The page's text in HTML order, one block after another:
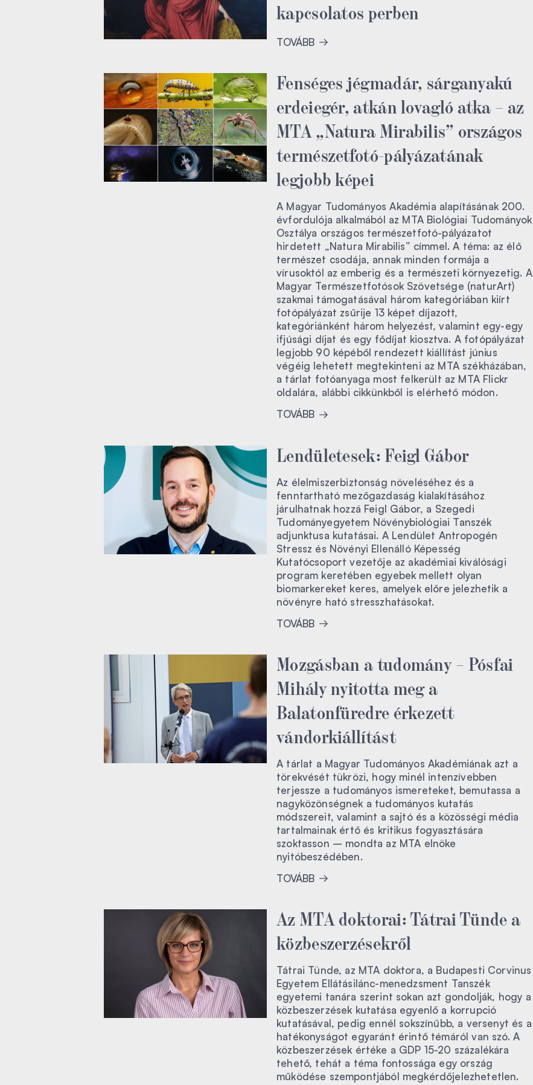
kapcsolatos perben
TOVÁBB
Fenséges jégmadár, sárganyakú
erdeiegér, atkán lovagló atka – az
MTA „Natura Mirabilis” országos
természetfotó-pályázatának
legjobb képei
A Magyar Tudományos Akadémia alapításának 200.
évfordulója alkalmából az MTA Biológiai Tudományok
Osztálya országos természetfotó-pályázatot
hirdetett „Natura Mirabilis” címmel. A téma: az élő
természet csodája, annak minden formája a
vírusoktól az emberig és a természeti környezetig. A
Magyar Természetfotósok Szövetsége (naturArt)
szakmai támogatásával három kategóriában kiírt
fotópályázat zsűrije 13 képet díjazott,
kategóriánként három helyezést, valamint egy-egy
ifjúsági díjat és egy fődíjat kiosztva. A fotópályázat
legjobb 90 képéből rendezett kiállítást június
végéig lehetett megtekinteni az MTA székházában,
a tárlat fotóanyaga most felkerült az MTA Flickr
oldalára, alábbi cikkünkből is elérhető módon.
TOVÁBB
Lendületesek: Feigl Gábor
Az élelmiszerbiztonság növeléséhez és a
fenntartható mezőgazdaság kialakításához
járulhatnak hozzá Feigl Gábor, a Szegedi
Tudományegyetem Növénybiológiai Tanszék
adjunktusa kutatásai. A Lendület Antropogén
Stressz és Növényi Ellenálló Képesség
Kutatócsoport vezetője az akadémiai kiválósági
program keretében egyebek mellett olyan
biomarkereket keres, amelyek előre jelezhetik a
növényre ható stresszhatásokat.
TOVÁBB
Mozgásban a tudomány – Pósfai
Mihály nyitotta meg a
Balatonfüredre érkezett
vándorkiállítást
A tárlat a Magyar Tudományos Akadémiának azt a
törekvését tükrözi, hogy minél intenzívebben
terjessze a tudományos ismereteket, bemutassa a
nagyközönségnek a tudományos kutatás
módszereit, valamint a sajtó és a közösségi média
tartalmainak értő és kritikus fogyasztására
szoktasson – mondta az MTA elnöke
nyitóbeszédében.
TOVÁBB
Az MTA doktorai: Tátrai Tünde a
közbeszerzésekről
Tátrai Tünde, az MTA doktora, a Budapesti Corvinus
Egyetem Ellátásilánc-menedzsment Tanszék
egyetemi tanára szerint sokan azt gondolják, hogy a
közbeszerzések kutatása egyenlő a korrupció
kutatásával, pedig ennél sokszínűbb, a versenyt és a
hatékonyságot egyaránt érintő témáról van szó. A
közbeszerzések értéke a GDP 15-20 százalékára
tehető, tehát a téma fontossága egy ország
működése szempontjából megkérdőjelezhetetlen.